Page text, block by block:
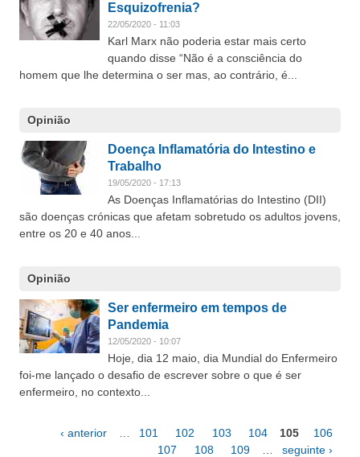
Esquizofrenia?
22/05/2020 - 11:03
Karl Marx não poderia estar mais certo
quando disse “Não é a consciência do
homem que lhe determina o ser mas, ao contrário, é...
Opinião
Doença Inflamatória do Intestino e
Trabalho
19/05/2020 - 17:13
As Doenças Inflamatórias do Intestino (DII)
são doenças crónicas que afetam sobretudo os adultos jovens,
entre os 20 e 40 anos...
Opinião
Ser enfermeiro em tempos de
Pandemia
12/05/2020 - 10:07
Hoje, dia 12 maio, dia Mundial do Enfermeiro
foi-me lançado o desafio de escrever sobre o que é ser
enfermeiro, no contexto...
Páginas‹ anterior 101 102 103 104 105
106
107
108 109 seguinte ›